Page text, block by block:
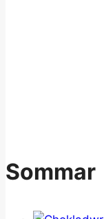
Sommar